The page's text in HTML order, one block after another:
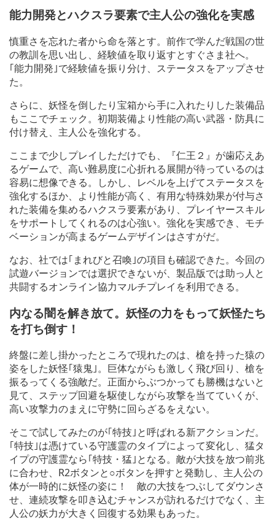
能力開発とハクスラ要素で主人公の強化を実感
慎重さを忘れた者から命を落とす。前作で学んだ戦国の世
の教訓を思い出し、経験値を取り返すとすぐさま社へ。
｢能力開発｣で経験値を振り分け、ステータスをアップさせ
た。
さらに、妖怪を倒したり宝箱から手に入れたりした装備品
もここでチェック。初期装備より性能の高い武器・防具に
付け替え、主人公を強化する。
ここまで少しプレイしただけでも、『仁王２』が歯応えあ
るゲームで、高い難易度に心折れる展開が待っているのは
容易に想像できる。しかし、レベルを上げてステータスを
強化するほか、より性能が高く、有用な特殊効果が付与さ
れた装備を集めるハクスラ要素があり、プレイヤースキル
をサポートしてくれるのは心強い。強化を実感でき、モチ
ベーションが高まるゲームデザインはさすがだ。
なお、社では｢まれびと召喚｣の項目も確認できた。今回の
試遊バージョンでは選択できないが、製品版では助っ人と
共闘するオンライン協力マルチプレイを利用できる。
内なる闇を解き放て。妖怪の力をもって妖怪たち
を打ち倒す！
終盤に差し掛かったところで現れたのは、槍を持った猿の
姿をした妖怪｢猿鬼｣。巨体ながらも激しく飛び回り、槍を
振るってくる強敵だ。正面からぶつかっても勝機はないと
見て、ステップ回避を駆使しながら攻撃を当てていくが、
高い攻撃力のまえに守勢に回らざるをえない。
そこで試してみたのが｢特技｣と呼ばれる新アクションだ。
｢特技｣は憑けている守護霊のタイプによって変化し、猛タ
イプの守護霊なら｢特技・猛｣となる。敵が大技を放つ前兆
に合わせ、R2ボタンと○ボタンを押すと発動し、主人公の
体が一時的に妖怪の姿に！ 敵の大技をつぶしてダウンさ
せ、連続攻撃を叩き込むチャンスが訪れるだけでなく、主
人公の妖力が大きく回復する効果もあった。